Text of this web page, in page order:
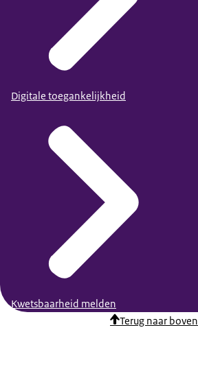
Digitale toegankelijkheid
Kwetsbaarheid melden
Terug naar boven